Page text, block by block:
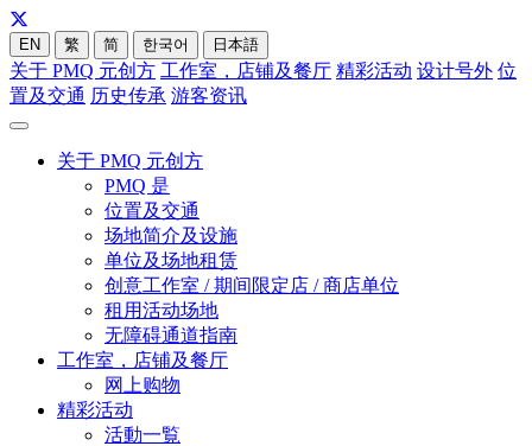
EN 繁 简 한국어 日本語
关于 PMQ 元创方 工作室，店铺及餐厅 精彩活动 设计号外 位
置及交通 历史传承 游客资讯
关于 PMQ 元创方
PMQ 是
位置及交通
场地简介及设施
单位及场地租赁
创意工作室 / 期间限定店 / 商店单位
租用活动场地
无障碍通道指南
工作室，店铺及餐厅
网上购物
精彩活动
活動一覧